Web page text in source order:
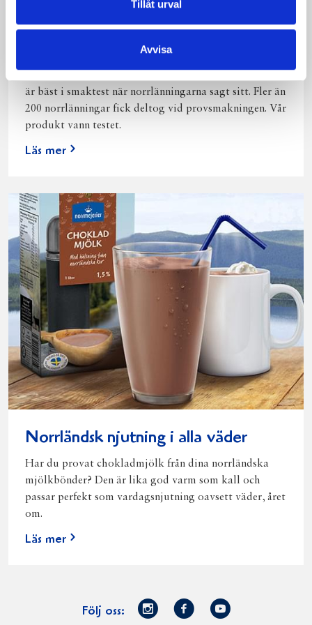
Tillåt urval
Avvisa
Bäst i test: Norrmejeriers laktosfria
är bäst i smaktest när norrlänningarna sagt sitt. Fler än
200 norrlänningar fick deltog vid provsmakningen. Vår
produkt vann testet.
Läs mer
Norrländsk njutning i alla väder
Har du provat chokladmjölk från dina norrländska
mjölkbönder? Den är lika god varm som kall och
passar perfekt som vardagsnjutning oavsett väder, året
om.
Läs mer
Följ oss:
Norrmejerier
Facebook
Youtube